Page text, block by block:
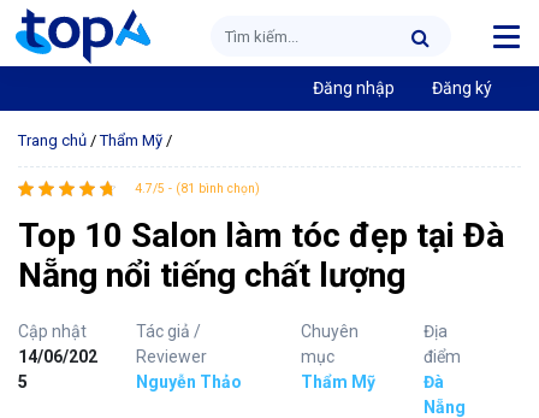
Đăng nhập Đăng ký
Trang chủ /Thẩm Mỹ /
4.7/5 - (81 bình chọn)
Top 10 Salon làm tóc đẹp tại Đà
Nẵng nổi tiếng chất lượng
Cập nhật
14/06/202
5
Tác giả /
Reviewer
Nguyễn Thảo
Chuyên
mục
Thẩm Mỹ
Địa
điểm
Đà
Nẵng